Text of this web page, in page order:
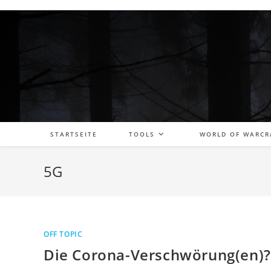
STARTSEITE TOOLS WORLD OF
5G
OFF TOPIC
Die Corona-